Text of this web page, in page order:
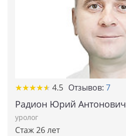
★★★★★
★★★★★ 4.5 Отзывов: 7
Радион Юрий Антонович
уролог
Стаж 26 лет